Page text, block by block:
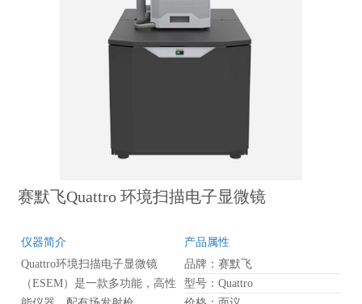
赛默飞Quattro 环境扫描电子显微镜
仪器简介
Quattro环境扫描电子显微镜
（ESEM）是一款多功能，高性
产品属性
品牌：赛默飞
型号：Quattro